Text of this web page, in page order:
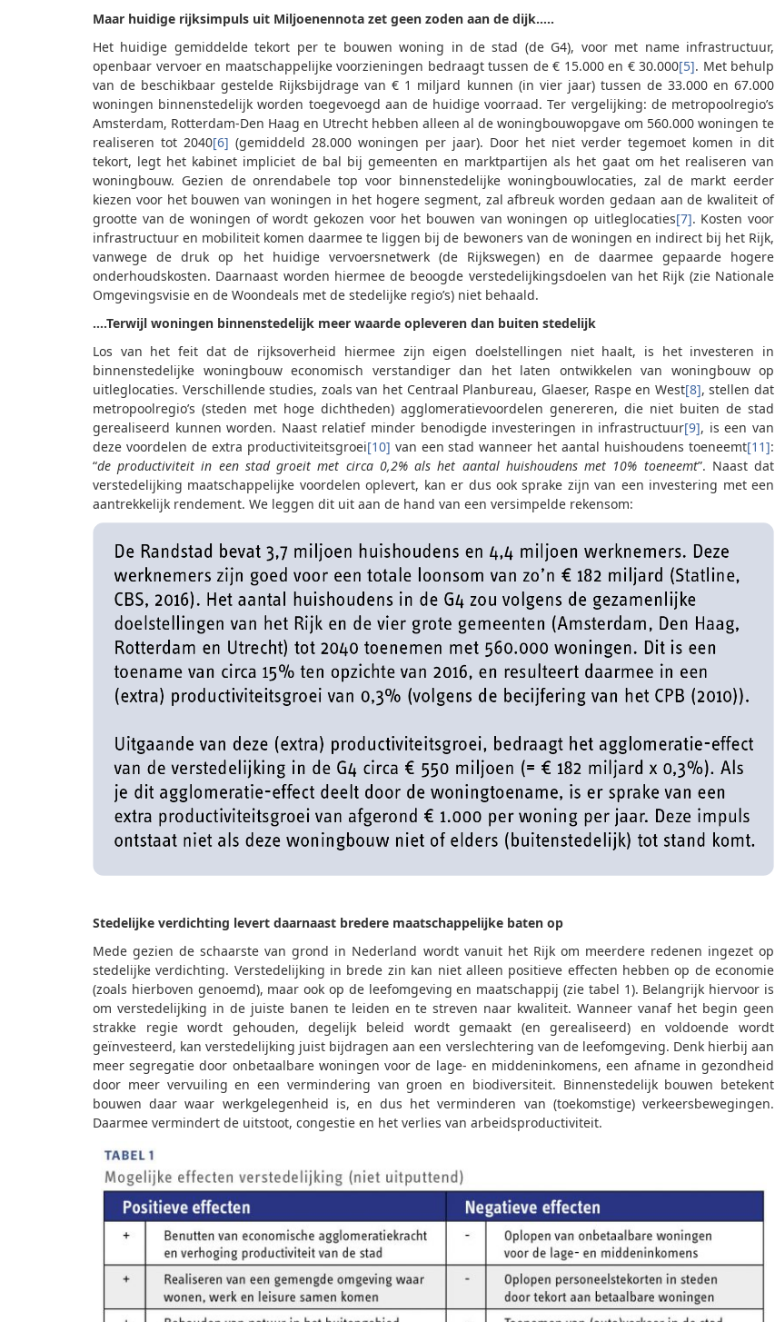
Maar huidige rijksimpuls uit Miljoenennota zet geen zoden aan de dijk…..
Het huidige gemiddelde tekort per te bouwen woning in de stad (de G4), voor met name infrastructuur,
openbaar vervoer en maatschappelijke voorzieningen bedraagt tussen de € 15.000 en € 30.000[5]. Met behulp
van de beschikbaar gestelde Rijksbijdrage van € 1 miljard kunnen (in vier jaar) tussen de 33.000 en 67.000
woningen binnenstedelijk worden toegevoegd aan de huidige voorraad. Ter vergelijking: de metropoolregio’s
Amsterdam, Rotterdam-Den Haag en Utrecht hebben alleen al de woningbouwopgave om 560.000 woningen te
realiseren tot 2040[6] (gemiddeld 28.000 woningen per jaar). Door het niet verder tegemoet komen in dit
tekort, legt het kabinet impliciet de bal bij gemeenten en marktpartijen als het gaat om het realiseren van
woningbouw. Gezien de onrendabele top voor binnenstedelijke woningbouwlocaties, zal de markt eerder
kiezen voor het bouwen van woningen in het hogere segment, zal afbreuk worden gedaan aan de kwaliteit of
grootte van de woningen of wordt gekozen voor het bouwen van woningen op uitleglocaties[7]. Kosten voor
infrastructuur en mobiliteit komen daarmee te liggen bij de bewoners van de woningen en indirect bij het Rijk,
vanwege de druk op het huidige vervoersnetwerk (de Rijkswegen) en de daarmee gepaarde hogere
onderhoudskosten. Daarnaast worden hiermee de beoogde verstedelijkingsdoelen van het Rijk (zie Nationale
Omgevingsvisie en de Woondeals met de stedelijke regio’s) niet behaald.
….Terwijl woningen binnenstedelijk meer waarde opleveren dan buiten stedelijk
Los van het feit dat de rijksoverheid hiermee zijn eigen doelstellingen niet haalt, is het investeren in
binnenstedelijke woningbouw economisch verstandiger dan het laten ontwikkelen van woningbouw op
uitleglocaties. Verschillende studies, zoals van het Centraal Planbureau, Glaeser, Raspe en West[8], stellen dat
metropoolregio’s (steden met hoge dichtheden) agglomeratievoordelen genereren, die niet buiten de stad
gerealiseerd kunnen worden. Naast relatief minder benodigde investeringen in infrastructuur[9], is een van
deze voordelen de extra productiviteitsgroei[10] van een stad wanneer het aantal huishoudens toeneemt[11]:
“de productiviteit in een stad groeit met circa 0,2% als het aantal huishoudens met 10% toeneemt”. Naast dat
verstedelijking maatschappelijke voordelen oplevert, kan er dus ook sprake zijn van een investering met een
aantrekkelijk rendement. We leggen dit uit aan de hand van een versimpelde rekensom:
Stedelijke verdichting levert daarnaast bredere maatschappelijke baten op
Mede gezien de schaarste van grond in Nederland wordt vanuit het Rijk om meerdere redenen ingezet op
stedelijke verdichting. Verstedelijking in brede zin kan niet alleen positieve effecten hebben op de economie
(zoals hierboven genoemd), maar ook op de leefomgeving en maatschappij (zie tabel 1). Belangrijk hiervoor is
om verstedelijking in de juiste banen te leiden en te streven naar kwaliteit. Wanneer vanaf het begin geen
strakke regie wordt gehouden, degelijk beleid wordt gemaakt (en gerealiseerd) en voldoende wordt
geïnvesteerd, kan verstedelijking juist bijdragen aan een verslechtering van de leefomgeving. Denk hierbij aan
meer segregatie door onbetaalbare woningen voor de lage- en middeninkomens, een afname in gezondheid
door meer vervuiling en een vermindering van groen en biodiversiteit. Binnenstedelijk bouwen betekent
bouwen daar waar werkgelegenheid is, en dus het verminderen van (toekomstige) verkeersbewegingen.
Daarmee vermindert de uitstoot, congestie en het verlies van arbeidsproductiviteit.